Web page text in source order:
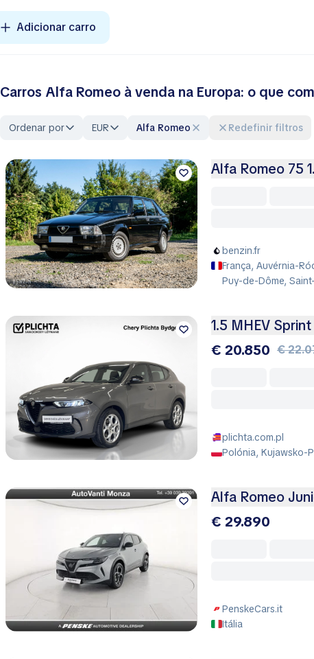
Adicionar carro
Carros Alfa Romeo à venda na Europa: o que
Ordenar por EUR Alfa Romeo Redefinir filtros
Alfa Romeo 75
benzin.fr
França, Auvérnia-
Puy-de-Dôme,
1.5 MHEV
€ 20.850 €
plichta.com.pl
Polónia, Kujawsko-
Alfa Romeo
€ 29.890
PenskeCars.it
Itália